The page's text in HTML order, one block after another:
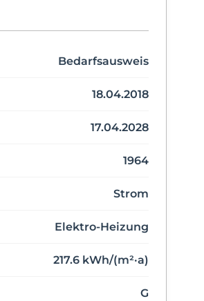
Bedarfsausweis
18.04.2018
17.04.2028
1964
Strom
Elektro-Heizung
217.6 kWh/(m²·a)
G